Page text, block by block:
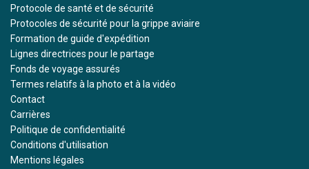
Protocole de santé et de sécurité
Protocoles de sécurité pour la grippe aviaire
Formation de guide d'expédition
Lignes directrices pour le partage
Fonds de voyage assurés
Termes relatifs à la photo et à la vidéo
Contact
Carrières
Politique de confidentialité
Conditions d'utilisation
Mentions légales